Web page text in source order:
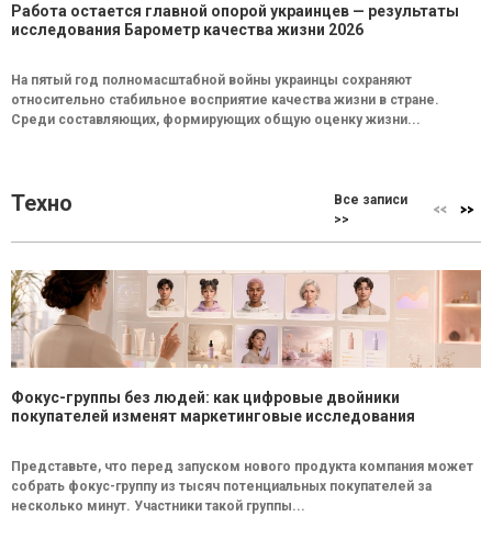
Работа остается главной опорой украинцев — результаты
исследования Барометр качества жизни 2026
На пятый год полномасштабной войны украинцы сохраняют
относительно стабильное восприятие качества жизни в стране.
Среди составляющих, формирующих общую оценку жизни...
Техно
Все записи
>>
Фокус-группы без людей: как цифровые двойники
покупателей изменят маркетинговые исследования
Представьте, что перед запуском нового продукта компания может
собрать фокус-группу из тысяч потенциальных покупателей за
несколько минут. Участники такой группы...